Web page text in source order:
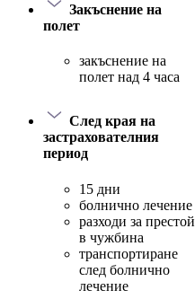
Закъснение на
полет
закъснение на
полет над 4 часа
След края на
застрахователния
период
15 дни
болнично лечение
разходи за престой
в чужбина
транспортиране
след болнично
лечение